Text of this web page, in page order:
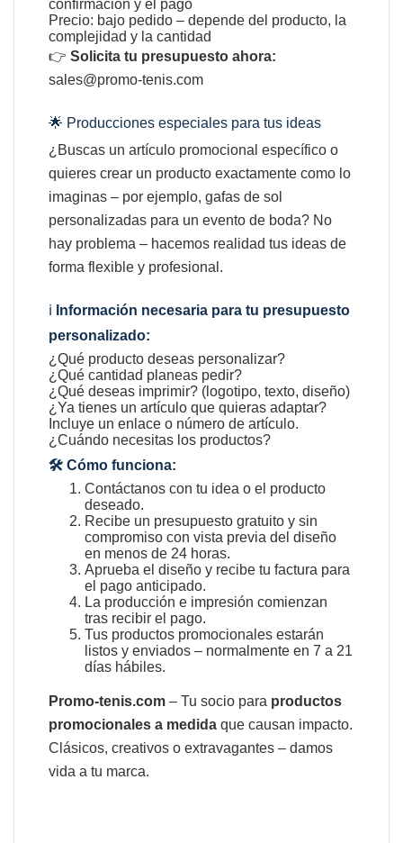
confirmación y el pago
Precio: bajo pedido – depende del producto, la
complejidad y la cantidad
👉Solicita tu presupuesto ahora:
sales@promo-tenis.com
🌟 Producciones especiales para tus ideas
¿Buscas un artículo promocional específico o
quieres crear un producto exactamente como lo
imaginas – por ejemplo, gafas de sol
personalizadas para un evento de boda? No
hay problema – hacemos realidad tus ideas de
forma flexible y profesional.
ℹ️ Información necesaria para tu presupuesto
personalizado:
¿Qué producto deseas personalizar?
¿Qué cantidad planeas pedir?
¿Qué deseas imprimir? (logotipo, texto, diseño)
¿Ya tienes un artículo que quieras adaptar?
Incluye un enlace o número de artículo.
¿Cuándo necesitas los productos?
🛠️ Cómo funciona:
Contáctanos con tu idea o el producto
deseado.
Recibe un presupuesto gratuito y sin
compromiso con vista previa del diseño
en menos de 24 horas.
Aprueba el diseño y recibe tu factura para
el pago anticipado.
La producción e impresión comienzan
tras recibir el pago.
Tus productos promocionales estarán
listos y enviados – normalmente en 7 a 21
días hábiles.
Promo-tenis.com – Tu socio para productos
promocionales a medida que causan impacto.
Clásicos, creativos o extravagantes – damos
vida a tu marca.